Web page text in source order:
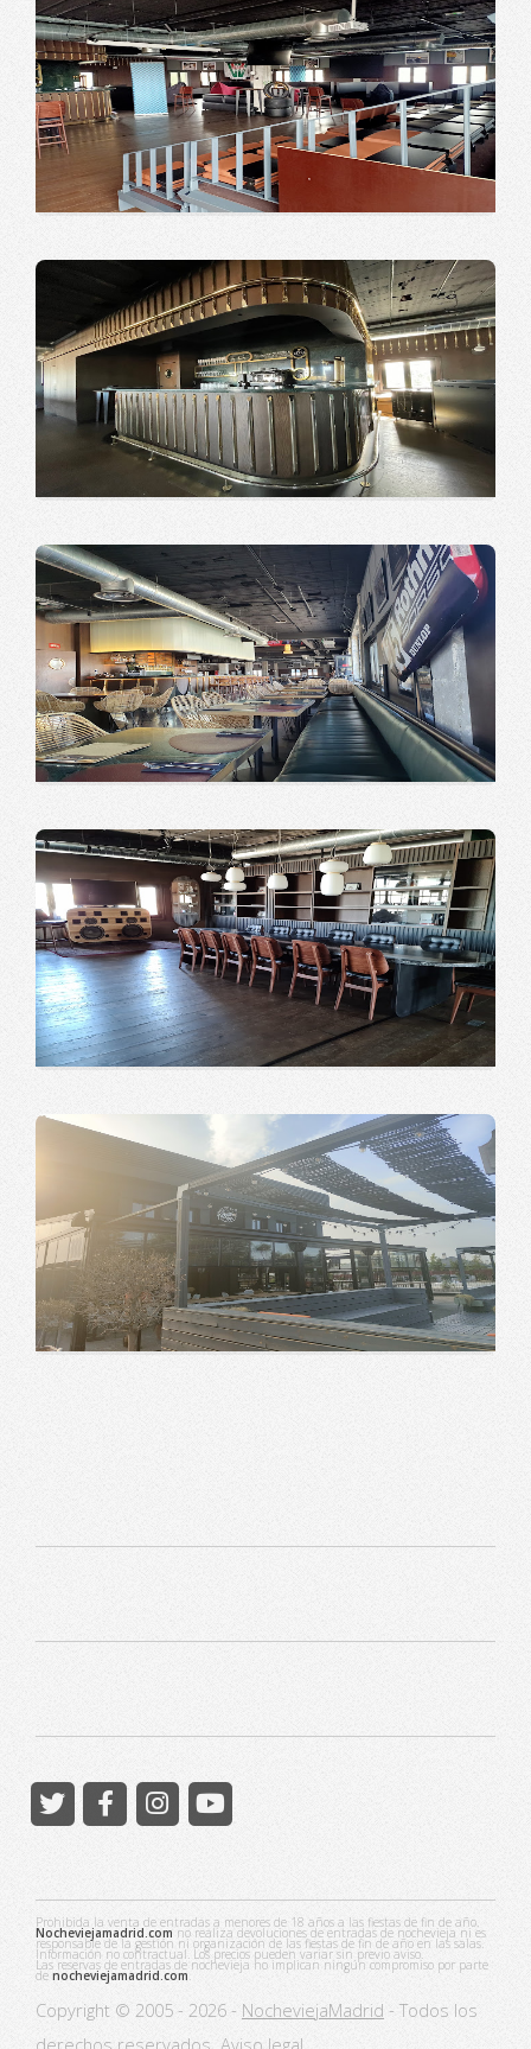
Prohibida la venta de entradas a menores de 18 años a las fiestas de fin de año.
Nocheviejamadrid.com no realiza devoluciones de entradas de nochevieja ni es
responsable de la gestión ni organización de las fiestas de fin de año en las salas.
Información no contractual. Los precios pueden variar sin previo aviso.
Las reservas de entradas de nochevieja no implican ningún compromiso por parte
de nocheviejamadrid.com.
Copyright © 2005 - 2026 - NocheviejaMadrid - Todos los